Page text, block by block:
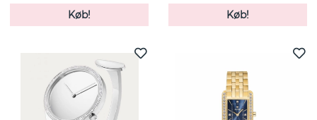
Køb!
Køb!